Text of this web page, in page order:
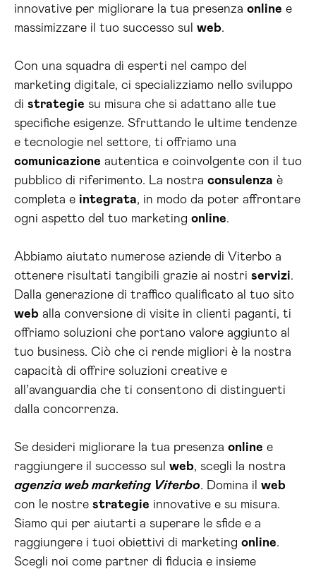
innovative per migliorare la tua presenza online e
massimizzare il tuo successo sul web.
Con una squadra di esperti nel campo del
marketing digitale, ci specializziamo nello sviluppo
di strategie su misura che si adattano alle tue
specifiche esigenze. Sfruttando le ultime tendenze
e tecnologie nel settore, ti offriamo una
comunicazione autentica e coinvolgente con il tuo
pubblico di riferimento. La nostra consulenza è
completa e integrata, in modo da poter affrontare
ogni aspetto del tuo marketing online.
Abbiamo aiutato numerose aziende di Viterbo a
ottenere risultati tangibili grazie ai nostri servizi.
Dalla generazione di traffico qualificato al tuo sito
web alla conversione di visite in clienti paganti, ti
offriamo soluzioni che portano valore aggiunto al
tuo business. Ciò che ci rende migliori è la nostra
capacità di offrire soluzioni creative e
all’avanguardia che ti consentono di distinguerti
dalla concorrenza.
Se desideri migliorare la tua presenza online e
raggiungere il successo sul web, scegli la nostra
agenzia web marketing Viterbo. Domina il web
con le nostre strategie innovative e su misura.
Siamo qui per aiutarti a superare le sfide e a
raggiungere i tuoi obiettivi di marketing online.
Scegli noi come partner di fiducia e insieme